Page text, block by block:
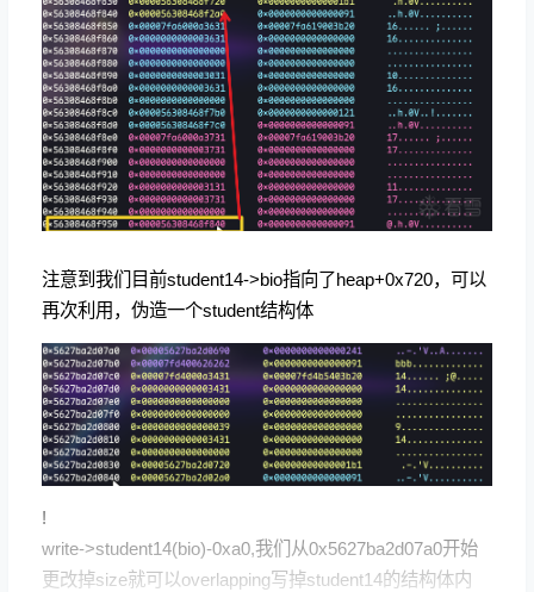
注意到我们目前student14->bio指向了heap+0x720，可以
再次利用，伪造一个student结构体
!
write->student14(bio)-0xa0,我们从0x5627ba2d07a0开始
更改掉size就可以overlapping写掉student14的结构体内